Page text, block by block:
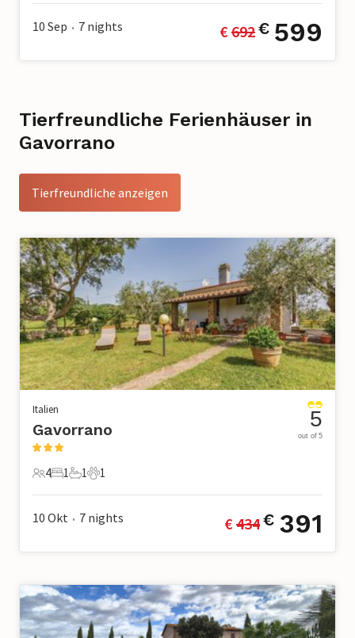
10 Sep • 7 nights € 692€ 599
Tierfreundliche Ferienhäuser in
Gavorrano
Tierfreundliche anzeigen
Italien
Gavorrano
4 Gäste
4
1 Schlafzimmer
1
1 Badezimmer
1
1 Haustier
1
5
out of 5
10 Okt • 7 nights € 434€ 391